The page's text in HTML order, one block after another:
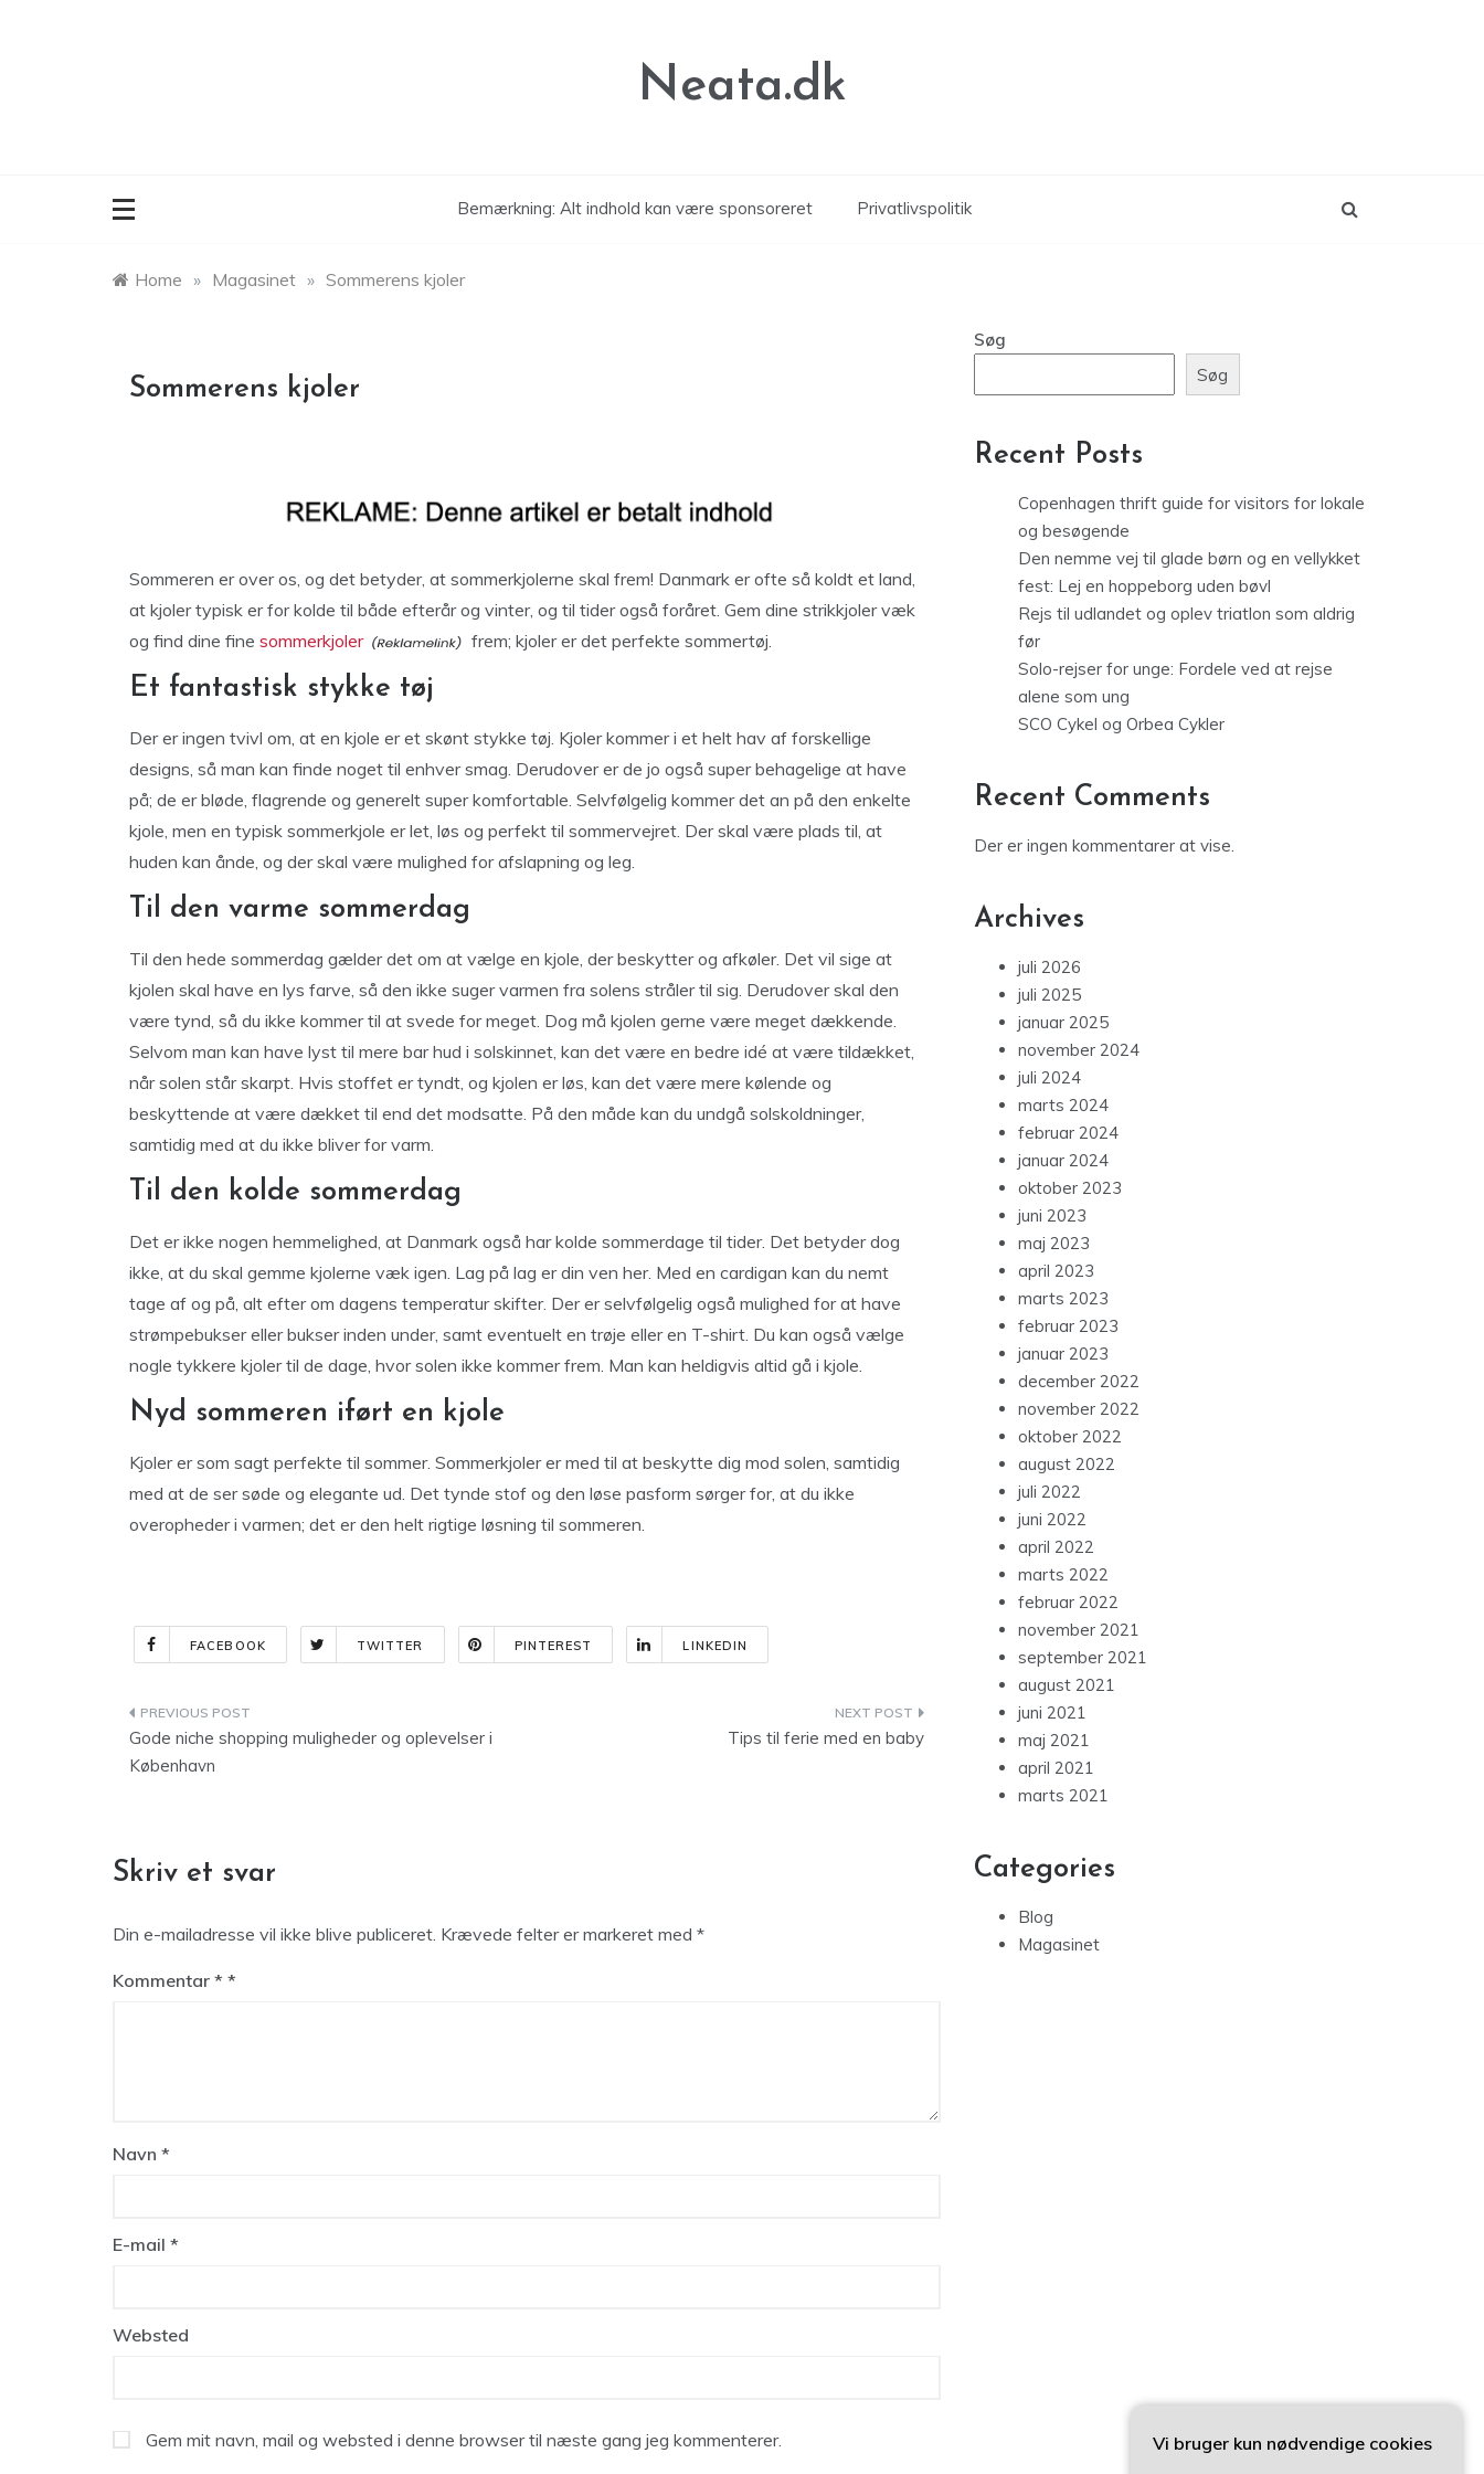
Neata.dk
Bemærkning: Alt indhold kan være sponsoreret Privatlivspolitik
Home » Magasinet » Sommerens kjoler
Sommerens kjoler
Sommeren er over os, og det betyder, at sommerkjolerne skal frem! Danmark er ofte så koldt et land,
at kjoler typisk er for kolde til både efterår og vinter, og til tider også foråret. Gem dine strikkjoler væk
og find dine fine sommerkjoler frem; kjoler er det perfekte sommertøj.
Et fantastisk stykke tøj
Der er ingen tvivl om, at en kjole er et skønt stykke tøj. Kjoler kommer i et helt hav af forskellige
designs, så man kan finde noget til enhver smag. Derudover er de jo også super behagelige at have
på; de er bløde, flagrende og generelt super komfortable. Selvfølgelig kommer det an på den enkelte
kjole, men en typisk sommerkjole er let, løs og perfekt til sommervejret. Der skal være plads til, at
huden kan ånde, og der skal være mulighed for afslapning og leg.
Til den varme sommerdag
Til den hede sommerdag gælder det om at vælge en kjole, der beskytter og afkøler. Det vil sige at
kjolen skal have en lys farve, så den ikke suger varmen fra solens stråler til sig. Derudover skal den
være tynd, så du ikke kommer til at svede for meget. Dog må kjolen gerne være meget dækkende.
Selvom man kan have lyst til mere bar hud i solskinnet, kan det være en bedre idé at være tildækket,
når solen står skarpt. Hvis stoffet er tyndt, og kjolen er løs, kan det være mere kølende og
beskyttende at være dækket til end det modsatte. På den måde kan du undgå solskoldninger,
samtidig med at du ikke bliver for varm.
Til den kolde sommerdag
Det er ikke nogen hemmelighed, at Danmark også har kolde sommerdage til tider. Det betyder dog
ikke, at du skal gemme kjolerne væk igen. Lag på lag er din ven her. Med en cardigan kan du nemt
tage af og på, alt efter om dagens temperatur skifter. Der er selvfølgelig også mulighed for at have
strømpebukser eller bukser inden under, samt eventuelt en trøje eller en T-shirt. Du kan også vælge
nogle tykkere kjoler til de dage, hvor solen ikke kommer frem. Man kan heldigvis altid gå i kjole.
Nyd sommeren iført en kjole
Kjoler er som sagt perfekte til sommer. Sommerkjoler er med til at beskytte dig mod solen, samtidig
med at de ser søde og elegante ud. Det tynde stof og den løse pasform sørger for, at du ikke
overopheder i varmen; det er den helt rigtige løsning til sommeren.
FACEBOOK TWITTER PINTEREST LINKEDIN
Indlægsnavigation
Gode niche shopping muligheder og oplevelser i
København
Tips til ferie med en baby
Skriv et svar
Din e-mailadresse vil ikke blive publiceret. Krævede felter er markeret med *
Kommentar *
Navn *
E-mail *
Websted
Gem mit navn, mail og websted i denne browser til næste gang jeg kommenterer.
Søg
Søg
Recent Posts
Copenhagen thrift guide for visitors for lokale
og besøgende
Den nemme vej til glade børn og en vellykket
fest: Lej en hoppeborg uden bøvl
Rejs til udlandet og oplev triatlon som aldrig
før
Solo-rejser for unge: Fordele ved at rejse
alene som ung
SCO Cykel og Orbea Cykler
Recent Comments
Der er ingen kommentarer at vise.
Archives
juli 2026
juli 2025
januar 2025
november 2024
juli 2024
marts 2024
februar 2024
januar 2024
oktober 2023
juni 2023
maj 2023
april 2023
marts 2023
februar 2023
januar 2023
december 2022
november 2022
oktober 2022
august 2022
juli 2022
juni 2022
april 2022
marts 2022
februar 2022
november 2021
september 2021
august 2021
juni 2021
maj 2021
april 2021
marts 2021
Categories
Blog
Magasinet
Vi bruger kun nødvendige cookies